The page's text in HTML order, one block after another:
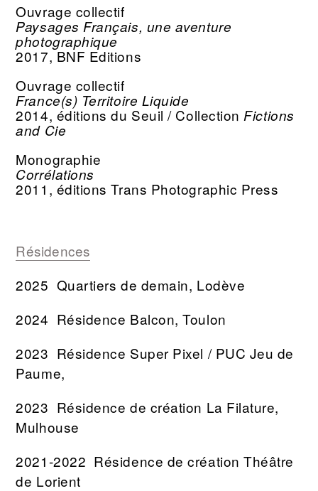
Ouvrage collectif
Paysages Français, une aventure
photographique
2017, BNF Editions
Ouvrage collectif
France(s) Territoire Liquide
2014, éditions du Seuil / Collection Fictions
and Cie
Monographie
Corrélations
2011, éditions Trans Photographic Press
Résidences
2025 Quartiers de demain, Lodève
2024 Résidence Balcon, Toulon
2023 Résidence Super Pixel / PUC Jeu de
Paume,
2023 Résidence de création La Filature,
Mulhouse
2021-2022 Résidence de création Théâtre
de Lorient